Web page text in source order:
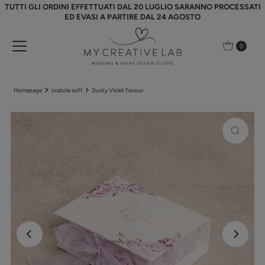
Vai direttamente ai contenuti
TUTTI GLI ORDINI EFFETTUATI DAL 20 LUGLIO SARANNO PROCESSATI
ED EVASI A PARTIRE DAL 24 AGOSTO
0
Homepage scatole soft Dusty Violet Favour